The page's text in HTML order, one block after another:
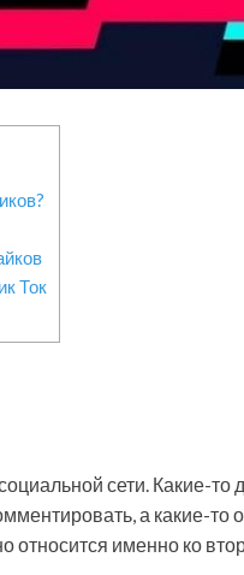
Ток
сети. Какие-то
а какие-
относится именно ко